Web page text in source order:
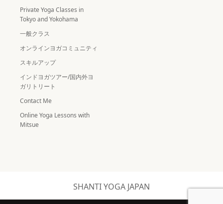
Private Yoga Classes in
Tokyo and Yokohama
一般クラス
オンラインヨガコミュニティ
スキルアップ
インドヨガツアー/国内外ヨ
ガリトリート
Contact Me
Online Yoga Lessons with
Mitsue
SHANTI YOGA JAPAN